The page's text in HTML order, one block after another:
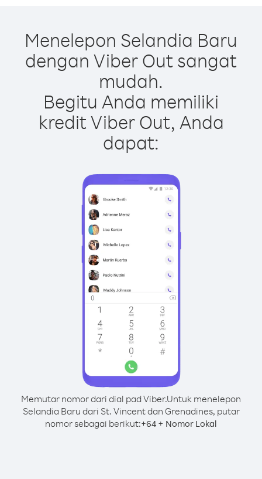
Menelepon Selandia Baru
dengan Viber Out sangat
mudah.
Begitu Anda memiliki
kredit Viber Out, Anda
dapat:
Memutar nomor dari dial pad Viber.Untuk menelepon
Selandia Baru dari St. Vincent dan Grenadines, putar
nomor sebagai berikut:+64 + Nomor Lokal